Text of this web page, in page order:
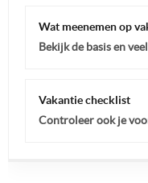
Wat meenemen op
Bekijk de basis en
Vakantie checklist
Controleer ook je